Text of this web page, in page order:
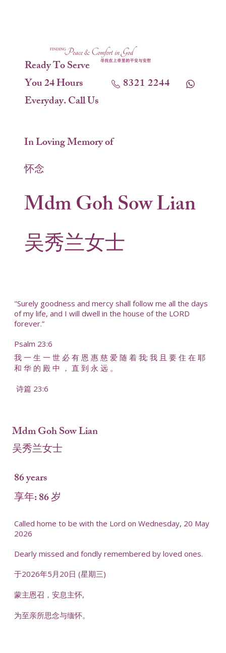
Ready To Serve
You 24 Hours
Everyday. Call Us
8321 2244
In Loving Memory of
怀念
Mdm Goh Sow Lian
吴秀兰女士
"Surely goodness and mercy shall follow me all the days
of my life, and I will dwell in the house of the LORD
forever.”
Psalm 23:6
我 一 生 一 世 必 有 恩 惠 慈 爱 随 着 我; 我 且 要 住 在 耶
和 华 的 殿 中 ， 直 到 永 远 。
诗篇 23:6
Mdm Goh Sow Lian
吴秀兰女士
86 years
享年: 86 岁
Called home to be with the Lord on Wednesday, 20 May
2026
Dearly missed and fondly remembered by loved ones.
于2026年5月20日 (星期三)
蒙主恩召，安息主怀,
为至亲所思念与缅怀。